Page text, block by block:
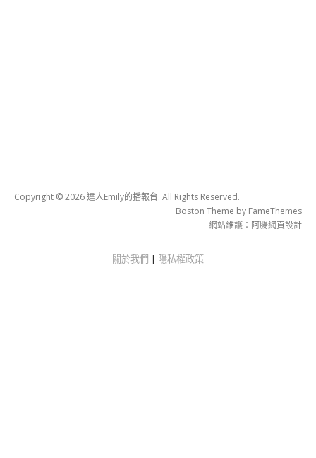
Copyright © 2026 達人Emily的播報台. All Rights Reserved.
Boston Theme by FameThemes
網站維護： 阿腸網頁設計
關於我們 | 隱私權政策